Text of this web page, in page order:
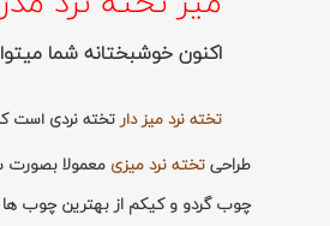
اکنون خوشبختانه شما
تخته نرد میز دارتخته نردی است
طراحی تخته نرد میزی معمولا بصورت
چوب گردو و کیکم از بهترین چوب ها